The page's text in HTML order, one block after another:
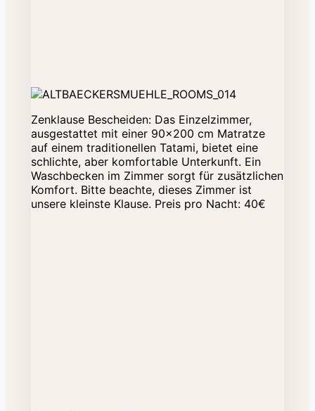
Zenklause Bescheiden: Das Einzelzimmer,
ausgestattet mit einer 90x200 cm Matratze
auf einem traditionellen Tatami, bietet eine
schlichte, aber komfortable Unterkunft. Ein
Waschbecken im Zimmer sorgt für zusätzlichen
Komfort. Bitte beachte, dieses Zimmer ist
unsere kleinste Klause. Preis pro Nacht: 40€